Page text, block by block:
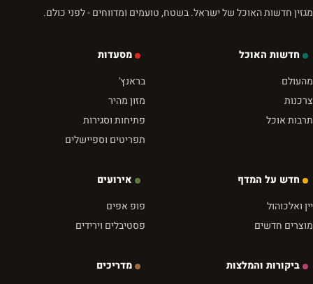
מגזין חדשות האוכל של ישראל. בשטח, טועמים ומדווחים - לפני כולם.
חדשות האוכל
מהעולם
צרכנות
תרבות אוכל
מסעדות
בראנץ'
מזון מהיר
פתיחות וסגירות
תפריטים וספיישלים
חדש על המדף
יין ואלכוהול
מוצרים חדשים
אירועים
פופ אפים
פסטיבלים וירידים
ביקורות והמלצות
מדריכים